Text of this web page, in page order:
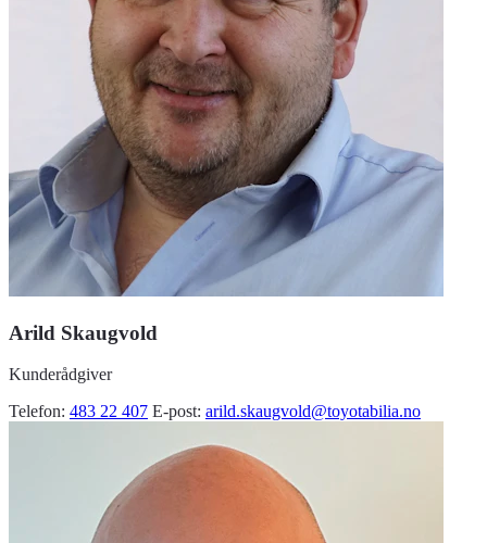
Arild Skaugvold
Kunderådgiver
Telefon: 483 22 407 E-post: arild.skaugvold@toyotabilia.no